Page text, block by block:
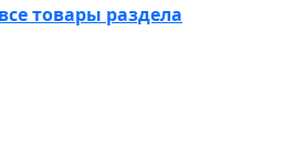
товары раздела